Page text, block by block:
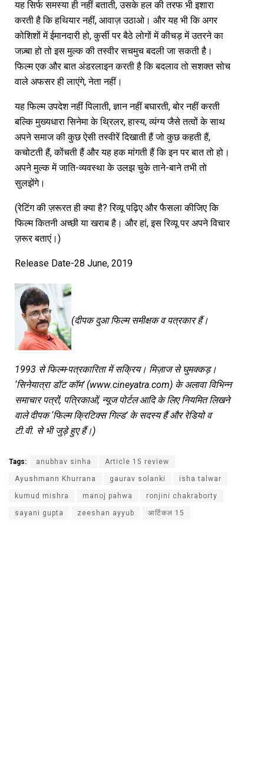
यह सिर्फ समस्या ही नहीं बताती, उसके हल की तरफ भी इशारा
करती है कि हथियार नहीं, आवाज़ उठाओ। और यह भी कि अगर
कोशिशों में ईमानदारी हो, कुर्सी पर बैठे लोगों में कीचड़ में उतरने का
जज़्बा हो तो इस मुल्क की तस्वीर सचमुच बदली जा सकती है।
फिल्म एक और बात अंडरलाइन करती है कि बदलाव तो सशक्त सोच
वाले अफसर ही लाएंगे, नेता नहीं।
यह फिल्म उपदेश नहीं पिलाती, ज्ञान नहीं बघारती, बोर नहीं करती
बल्कि मुख्यधारा सिनेमा के थ्रिलर, हास्य, व्यंग्य जैसे तत्वों के साथ
अपने समाज की कुछ ऐसी तस्वीरें दिखाती हैं जो कुछ कहती हैं,
कचोटती हैं, कोंचती हैं और यह हक मांगती हैं कि इन पर बात तो हो।
अपने मुल्क में जाति-व्यवस्था के उलझ चुके ताने-बाने तभी तो
सुलझेंगे।
(रेटिंग की ज़रूरत ही क्या है? रिव्यू पढ़िए और फैसला कीजिए कि
फिल्म कितनी अच्छी या खराब है। और हां, इस रिव्यू पर अपने विचार
ज़रूर बताएं।)
Release Date-28 June, 2019
(दीपक दुआ फिल्म समीक्षक व पत्रकार हैं।
1993 से फिल्म-पत्रकारिता में सक्रिय। मिज़ाज से घुमक्कड़।
‘सिनेयात्रा डॉट कॉम’ (www.cineyatra.com) के अलावा विभिन्न
समाचार पत्रों, पत्रिकाओं, न्यूज पोर्टल आदि के लिए नियमित लिखने
वाले दीपक ‘फिल्म क्रिटिक्स गिल्ड’ के सदस्य हैं और रेडियो व
टी.वी. से भी जुड़े हुए हैं।)
Tags: anubhav sinha Article 15 review
Ayushmann Khurrana gaurav solanki isha talwar
kumud mishra manoj pahwa ronjini chakraborty
sayani gupta zeeshan ayyub आर्टिकल 15